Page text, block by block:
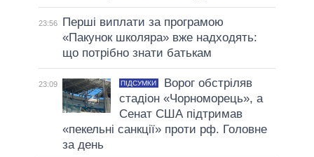
23:56
Перші виплати за програмою
«Пакунок школяра» вже надходять:
що потрібно знати батькам
23:09 ПІДСУМКИ
Ворог обстріляв
стадіон «Чорноморець», а
Сенат США підтримав
«пекельні санкції» проти рф. Головне
за день